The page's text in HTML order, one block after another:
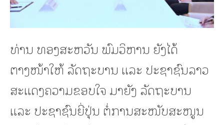
ທ່ານ ທອງສະຫວັນ ພົມວິຫານ ຍັງໄດ້
ຕາງໜ້າໃຫ້ ລັດຖະບານ ແລະ ປະຊາຊົນລາວ
ສະແດງຄວາມຂອບໃຈ ມາຍັງ ລັດຖະບານ
ແລະ ປະຊາຊົນຍີ່ປຸ່ນ ຕໍ່ການສະໜັບສະໜູນ